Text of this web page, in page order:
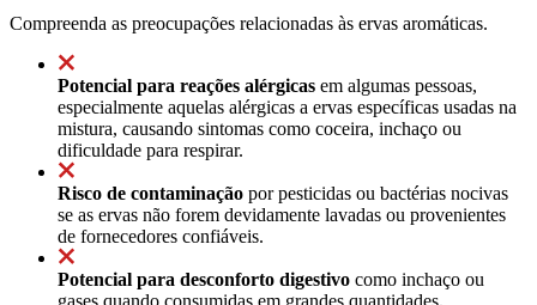
Compreenda as preocupações relacionadas às ervas aromáticas.
Potencial para reações alérgicas em algumas pessoas,
especialmente aquelas alérgicas a ervas específicas usadas na
mistura, causando sintomas como coceira, inchaço ou
dificuldade para respirar.
Risco de contaminação por pesticidas ou bactérias nocivas
se as ervas não forem devidamente lavadas ou provenientes
de fornecedores confiáveis.
Potencial para desconforto digestivo como inchaço ou
gases quando consumidas em grandes quantidades,